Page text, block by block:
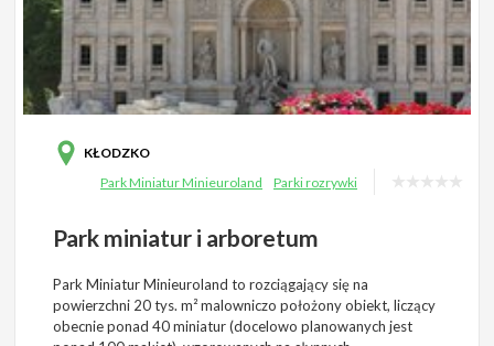
KŁODZKO
Park Miniatur Minieuroland
Parki rozrywki
Park miniatur i arboretum
Park Miniatur Minieuroland to rozciągający się na
powierzchni 20 tys. m² malowniczo położony obiekt, liczący
obecnie ponad 40 miniatur (docelowo planowanych jest